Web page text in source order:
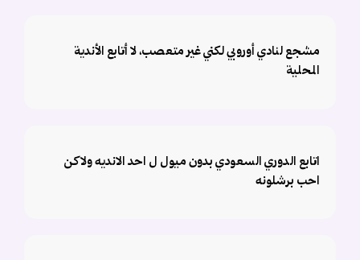
مشجع لنادي أوروبي لكني غير متعصب، لا أتابع الأندية
المحلية
اتابع الدوري السعودي بدون ميول ل احد الانديه ولاكن
احب برشلونه